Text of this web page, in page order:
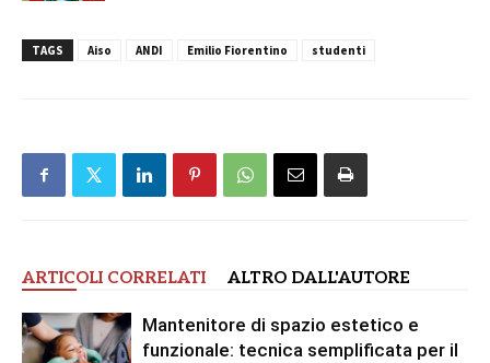
TAGS Aiso ANDI Emilio Fiorentino studenti
ARTICOLI CORRELATI ALTRO DALL'AUTORE
Mantenitore di spazio estetico e
funzionale: tecnica semplificata per il